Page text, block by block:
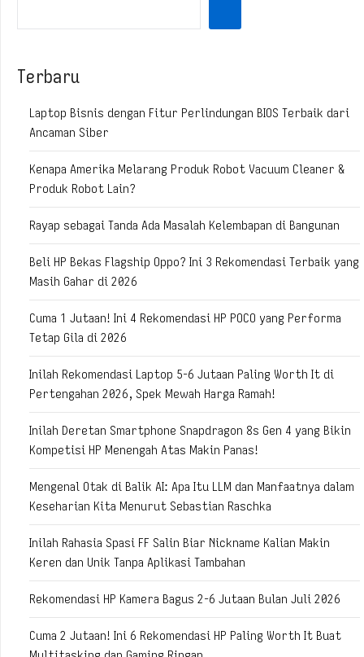
Terbaru
Laptop Bisnis dengan Fitur Perlindungan BIOS Terbaik dari
Ancaman Siber
Kenapa Amerika Melarang Produk Robot Vacuum Cleaner &
Produk Robot Lain?
Rayap sebagai Tanda Ada Masalah Kelembapan di Bangunan
Beli HP Bekas Flagship Oppo? Ini 3 Rekomendasi Terbaik yang
Masih Gahar di 2026
Cuma 1 Jutaan! Ini 4 Rekomendasi HP POCO yang Performa
Tetap Gila di 2026
Inilah Rekomendasi Laptop 5-6 Jutaan Paling Worth It di
Pertengahan 2026, Spek Mewah Harga Ramah!
Inilah Deretan Smartphone Snapdragon 8s Gen 4 yang Bikin
Kompetisi HP Menengah Atas Makin Panas!
Mengenal Otak di Balik AI: Apa Itu LLM dan Manfaatnya dalam
Keseharian Kita Menurut Sebastian Raschka
Inilah Rahasia Spasi FF Salin Biar Nickname Kalian Makin
Keren dan Unik Tanpa Aplikasi Tambahan
Rekomendasi HP Kamera Bagus 2-6 Jutaan Bulan Juli 2026
Cuma 2 Jutaan! Ini 6 Rekomendasi HP Paling Worth It Buat